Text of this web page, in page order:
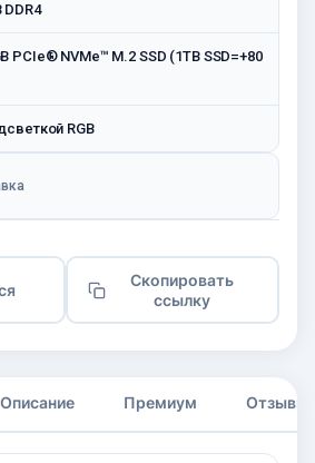
DDR4
PCIe® NVMe™ M.2 SSD (1TB SSD=+80
RGB
Скопировать
ссылку
Описание Премиум Отзывы